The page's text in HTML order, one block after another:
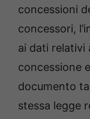
concessioni
concessori,
ai dati relativi
concessione
documento
stessa legge